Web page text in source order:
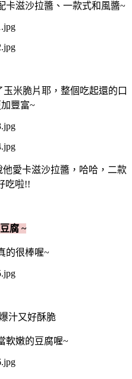
卡滋沙拉醬、一款式和風醬~
米脆片耶，整個吃起還的口
豐富~
愛卡滋沙拉醬，哈哈，二款
吃啦!!
腐 ~
的很棒喔~
汁又好酥脆
軟嫩的豆腐喔~